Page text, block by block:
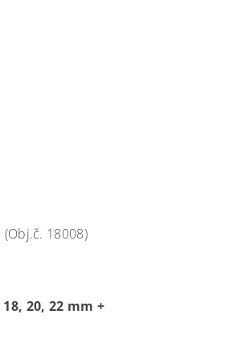
18008)
20, 22 mm +